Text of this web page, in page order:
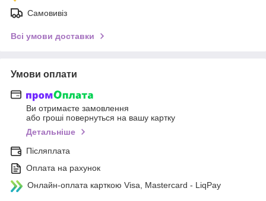
Самовивіз
Всі умови доставки
Умови оплати
Ви отримаєте замовлення
або гроші повернуться на вашу картку
Детальніше
Післяплата
Оплата на рахунок
Онлайн-оплата карткою Visa, Mastercard - LiqPay